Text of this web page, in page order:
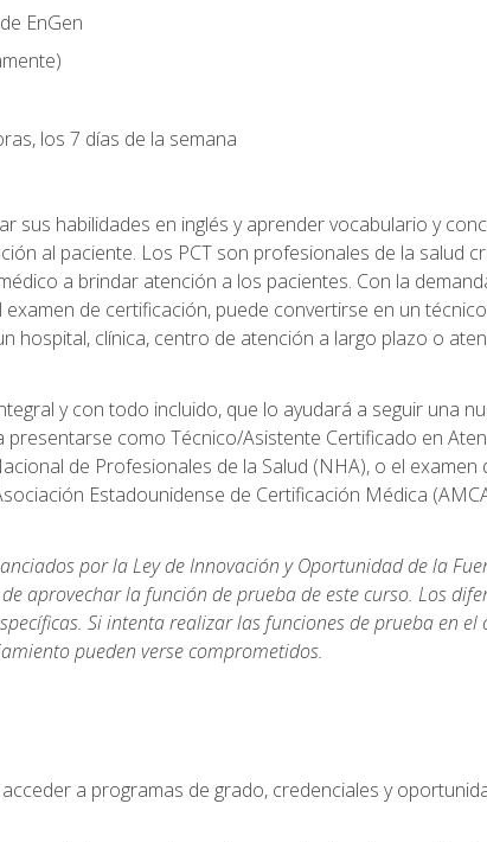
EnGen
los 7 días de la semana
sus habilidades en inglés y aprender vocabulario y
al paciente. Los PCT son profesionales de la salud
a brindar atención a los pacientes. Con la
de certificación, puede convertirse en un
hospital, clínica, centro de atención a largo plazo o
y con todo incluido, que lo ayudará a seguir una
como Técnico/Asistente Certificado en
de Profesionales de la Salud (NHA), o el examen
Estadounidense de Certificación Médica
por la Ley de Innovación y Oportunidad de la
aprovechar la función de prueba de este curso. Los
Si intenta realizar las funciones de prueba en el
pueden verse comprometidos.
a programas de grado, credenciales y